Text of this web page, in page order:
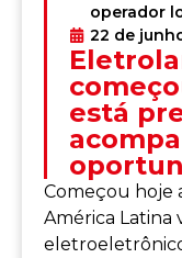
operador
22 de
está
Começou hoje
América Latina